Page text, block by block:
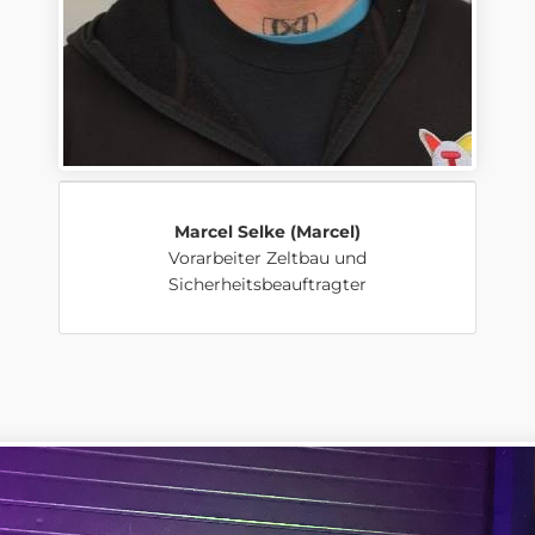
Marcel Selke (Marcel)
Vorarbeiter Zeltbau und
Sicherheitsbeauftragter